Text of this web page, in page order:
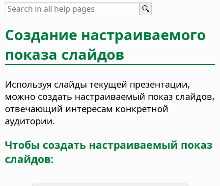
Создание настраиваемого
показа слайдов
Используя слайды текущей презентации,
можно создать настраиваемый показ слайдов,
отвечающий интересам конкретной
аудитории.
Чтобы создать настраиваемый показ
слайдов: